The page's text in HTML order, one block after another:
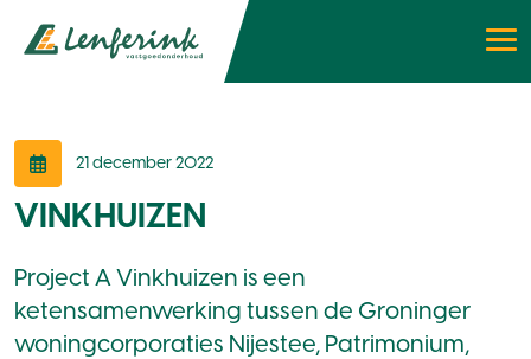
21 december 2022
VINKHUIZEN
Project A Vinkhuizen is een
ketensamenwerking tussen de Groninger
woningcorporaties Nijestee, Patrimonium,